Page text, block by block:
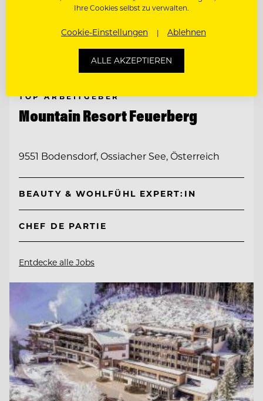
TOP ARBEITGEBER
Mountain Resort Feuerberg
9551 Bodensdorf, Ossiacher See, Österreich
BEAUTY & WOHLFÜHL EXPERT:IN
CHEF DE PARTIE
Entdecke alle Jobs
Ihre Cookies selbst zu verwalten.
Cookie-Einstellungen Ablehnen
ALLE AKZEPTIEREN